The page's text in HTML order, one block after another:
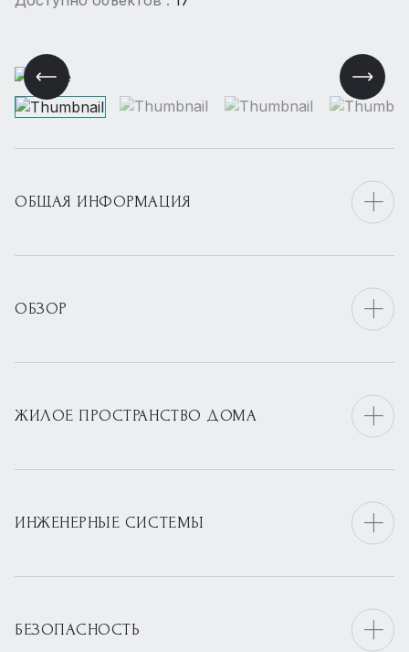
ОБЩАЯ ИНФОРМАЦИЯ
ОБЗОР
ЖИЛОЕ ПРОСТРАНСТВО ДОМА
ИНЖЕНЕРНЫЕ СИСТЕМЫ
БЕЗОПАСНОСТЬ